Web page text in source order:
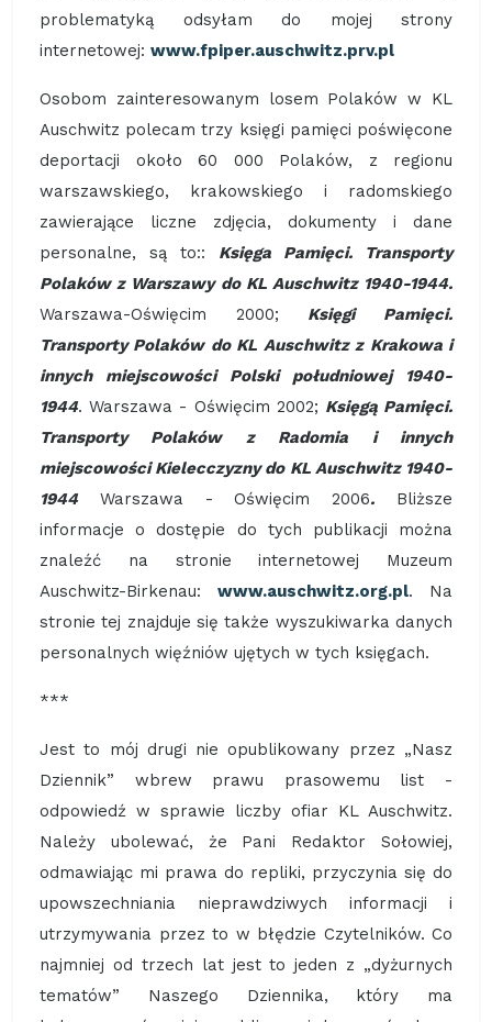
problematyką odsyłam do mojej strony
internetowej: www.fpiper.auschwitz.prv.pl
Osobom zainteresowanym losem Polaków w KL
Auschwitz polecam trzy księgi pamięci poświęcone
deportacji około 60 000 Polaków, z regionu
warszawskiego, krakowskiego i radomskiego
zawierające liczne zdjęcia, dokumenty i dane
personalne, są to:: Księga Pamięci. Transporty
Polaków z Warszawy do KL Auschwitz 1940-1944.
Warszawa-Oświęcim 2000; Księgi Pamięci.
Transporty Polaków do KL Auschwitz z Krakowa i
innych miejscowości Polski południowej 1940-
1944. Warszawa - Oświęcim 2002; Księgą Pamięci.
Transporty Polaków z Radomia i innych
miejscowości Kielecczyzny do KL Auschwitz 1940-
1944Warszawa - Oświęcim 2006. Bliższe
informacje o dostępie do tych publikacji można
znaleźć na stronie internetowej Muzeum
Auschwitz-Birkenau: www.auschwitz.org.pl. Na
stronie tej znajduje się także wyszukiwarka danych
personalnych więźniów ujętych w tych księgach.
***
Jest to mój drugi nie opublikowany przez „Nasz
Dziennik” wbrew prawu prasowemu list -
odpowiedź w sprawie liczby ofiar KL Auschwitz.
Należy ubolewać, że Pani Redaktor Sołowiej,
odmawiając mi prawa do repliki, przyczynia się do
upowszechniania nieprawdziwych informacji i
utrzymywania przez to w błędzie Czytelników. Co
najmniej od trzech lat jest to jeden z „dyżurnych
tematów” Naszego Dziennika, który ma